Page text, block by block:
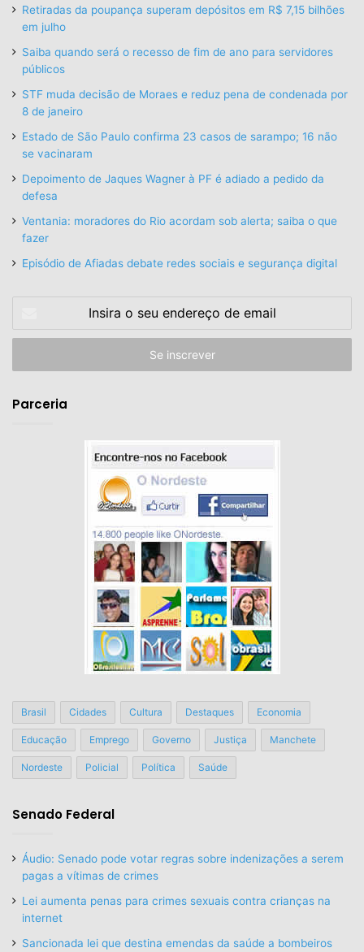
Retiradas da poupança superam depósitos em R$ 7,15 bilhões
em julho
Saiba quando será o recesso de fim de ano para servidores
públicos
STF muda decisão de Moraes e reduz pena de condenada por
8 de janeiro
Estado de São Paulo confirma 23 casos de sarampo; 16 não
se vacinaram
Depoimento de Jaques Wagner à PF é adiado a pedido da
defesa
Ventania: moradores do Rio acordam sob alerta; saiba o que
fazer
Episódio de Afiadas debate redes sociais e segurança digital
seu
de
Parceria
Brasil Cidades Cultura Destaques Economia
Educação Emprego Governo Justiça Manchete
Nordeste Policial Política Saúde
Senado Federal
Áudio: Senado pode votar regras sobre indenizações a serem
pagas a vítimas de crimes
Lei aumenta penas para crimes sexuais contra crianças na
internet
Sancionada lei que destina emendas da saúde a bombeiros